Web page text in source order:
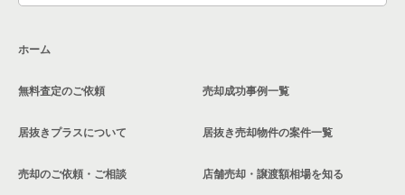
千葉県のカラオケ・パブ・スナックの居抜き売却物件の案件一
北国分駅の20坪以下の飲食店の居抜き売却物件の案件一覧
千葉県の20坪以下のラーメンの居抜き売却物件の案件一覧
千葉県の現賃料20万円以下の飲食店の居抜き売却物件の案件一
ホーム
無料査定のご依頼
居抜きプラスについて
売却のご依頼・ご相談
売却成功事例一覧
居抜き売却物件の案件一覧
店舗売却・譲渡額相場を知る